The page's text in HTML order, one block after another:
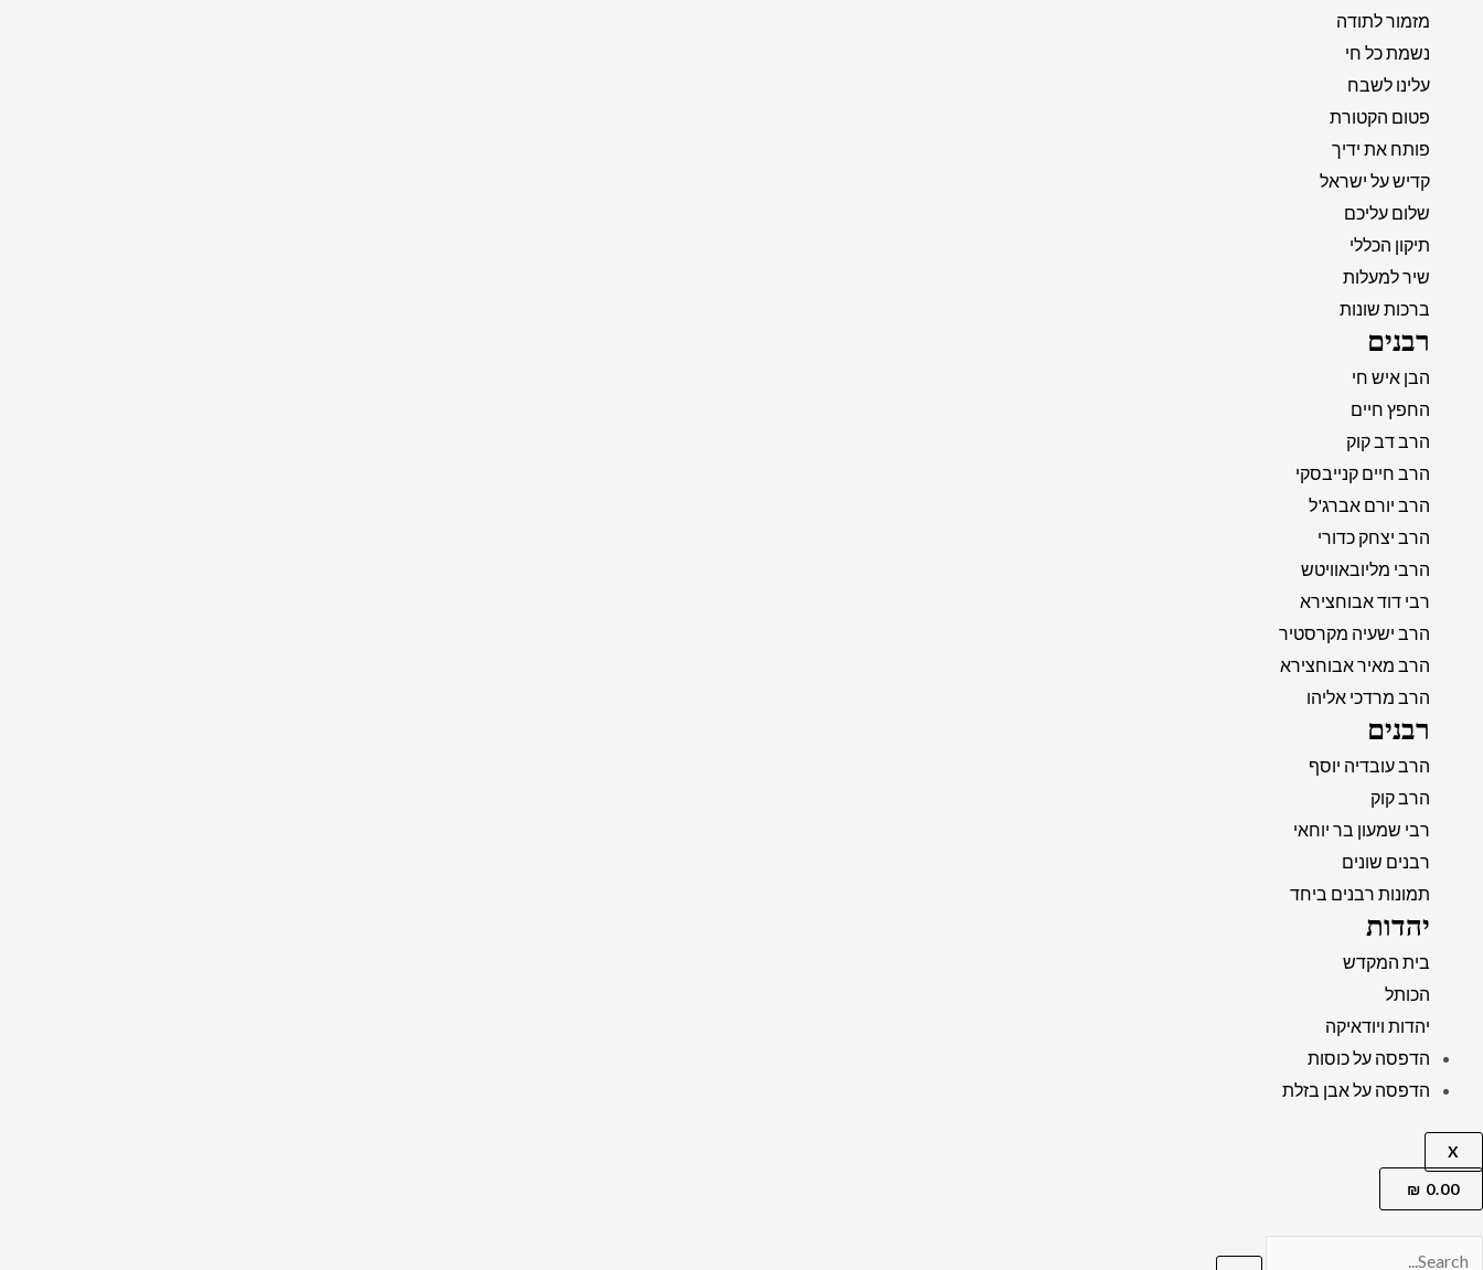
מזמור לתודה
נשמת כל חי
עלינו לשבח
פטום הקטורת
פותח את ידיך
קדיש על ישראל
שלום עליכם
תיקון הכללי
שיר למעלות
ברכות שונות
רבנים
הבן איש חי
החפץ חיים
הרב דב קוק
הרב חיים קנייבסקי
הרב יורם אברג'ל
הרב יצחק כדורי
הרבי מליובאוויטש
רבי דוד אבוחצירא
הרב ישעיה מקרסטיר
הרב מאיר אבוחצירא
הרב מרדכי אליהו
רבנים
הרב עובדיה יוסף
הרב קוק
רבי שמעון בר יוחאי
רבנים שונים
תמונות רבנים ביחד
יהדות
בית המקדש
הכותל
יהדות ויודאיקה
הדפסה על כוסות
הדפסה על אבן בזלת
X
0.00
₪